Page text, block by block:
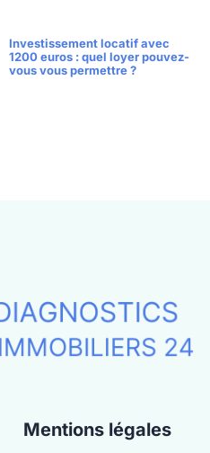
Investissement locatif avec
1200 euros : quel loyer pouvez-
vous vous permettre ?
Mentions légales